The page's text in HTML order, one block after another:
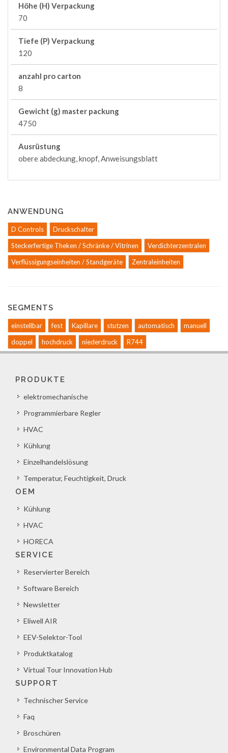
Höhe (H) Verpackung
70
Tiefe (P) Verpackung
120
anzahl pro carton
8
Gewicht (g) master packung
4750
Ausrüstung
obere abdeckung, knopf, Anweisungsblatt
ANWENDUNG
D Controls
Druckschalter
Steckerfertige Theken / Schränke / Vitrinen
Verdichterzentralen
Verflüssigungseinheiten / Standgeräte
Zentraleinheiten
SEGMENTS
einstellbar fest Kapillare stutzen automatisch
manuell
doppel
hochdruck niederdruck R744
PRODUKTE
elektromechanische
Programmierbare Regler
HVAC
Kühlung
Einzelhandelslösung
Temperatur, Feuchtigkeit, Druck
OEM
Kühlung
HVAC
HORECA
SERVICE
Reservierter Bereich
Software Bereich
Newsletter
Eliwell AIR
EEV-Selektor-Tool
Produktkatalog
Virtual Tour Innovation Hub
SUPPORT
Technischer Service
Faq
Broschüren
Environmental Data Program